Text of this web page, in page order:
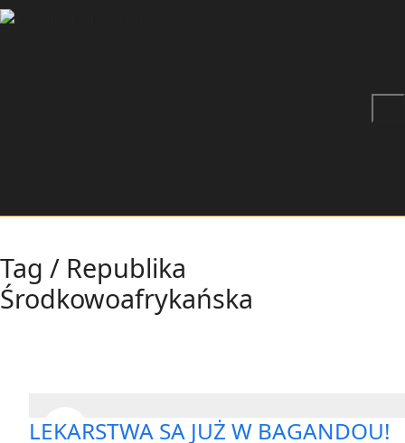
Tag / Republika
Środkowoafrykańska
LEKARSTWA SA JUŻ W BAGANDOU!